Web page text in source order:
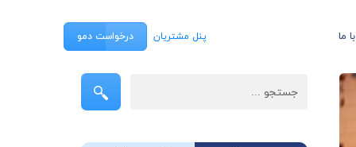
ما درخواست دمو پنل مشتریان
جستجو ...